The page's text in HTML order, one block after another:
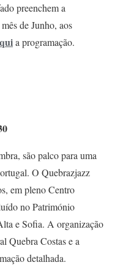
preenchem a
de Junho, aos
a programação.
são palco para uma
O Quebrazjazz
em pleno Centro
no Património
e Sofia. A organização
Quebra Costas e a
detalhada.